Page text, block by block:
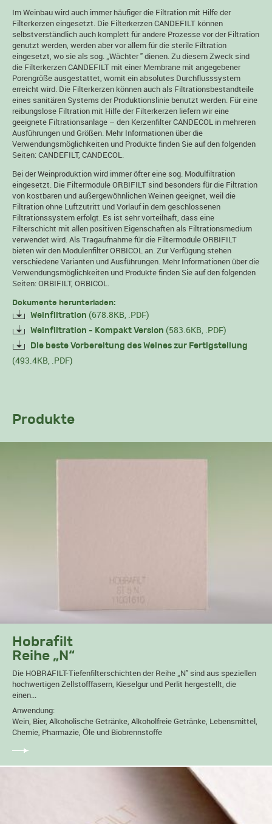
Im Weinbau wird auch immer häufiger die Filtration mit Hilfe der
Filterkerzen eingesetzt. Die Filterkerzen CANDEFILT können
selbstverständlich auch komplett für andere Prozesse vor der Filtration
genutzt werden, werden aber vor allem für die sterile Filtration
eingesetzt, wo sie als sog. „Wächter " dienen. Zu diesem Zweck sind
die Filterkerzen CANDEFILT mit einer Membrane mit angegebener
Porengröße ausgestattet, womit ein absolutes Durchflusssystem
erreicht wird. Die Filterkerzen können auch als Filtrationsbestandteile
eines sanitären Systems der Produktionslinie benutzt werden. Für eine
reibungslose Filtration mit Hilfe der Filterkerzen liefern wir eine
geeignete Filtrationsanlage – den Kerzenfilter CANDECOL in mehreren
Ausführungen und Größen. Mehr Informationen über die
Verwendungsmöglichkeiten und Produkte finden Sie auf den folgenden
Seiten:CANDEFILT, CANDECOL.
Bei der Weinproduktion wird immer öfter eine sog. Modulfiltration
eingesetzt. Die Filtermodule ORBIFILT sind besonders für die Filtration
von kostbaren und außergewöhnlichen Weinen geeignet, weil die
Filtration ohne Luftzutritt und Vorlauf in dem geschlossenen
Filtrationssystem erfolgt. Es ist sehr vorteilhaft, dass eine
Filterschicht mit allen positiven Eigenschaften als Filtrationsmedium
verwendet wird. Als Tragaufnahme für die Filtermodule ORBIFILT
bieten wir den Modulenfilter ORBICOL an. Zur Verfügung stehen
verschiedene Varianten und Ausführungen. Mehr Informationen über die
Verwendungsmöglichkeiten und Produkte finden Sie auf den folgenden
Seiten:ORBIFILT, ORBICOL.
Dokumente herunterladen:
Weinfiltration (678.8KB, .PDF)
Weinfiltration - Kompakt Version (583.6KB, .PDF)
Die beste Vorbereitung des Weines zur Fertigstellung
(493.4KB, .PDF)
Produkte
Hobrafilt
Reihe „N“
Die HOBRAFILT-Tiefenfilterschichten der Reihe „N" sind aus speziellen
hochwertigen Zellstofffasern, Kieselgur und Perlit hergestellt, die
einen...
Anwendung:
Wein, Bier, Alkoholische Getränke, Alkoholfreie Getränke, Lebensmittel,
Chemie, Pharmazie, Öle und Biobrennstoffe